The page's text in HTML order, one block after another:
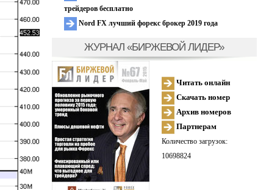
трейдеров бесплатно
Nord FX лучший форекс брокер 2019 года
ЖУРНАЛ «БИРЖЕВОЙ ЛИДЕР»
Читать онлайн
Скачать номер
Архив номеров
Партнерам
Количество загрузок:
10698824